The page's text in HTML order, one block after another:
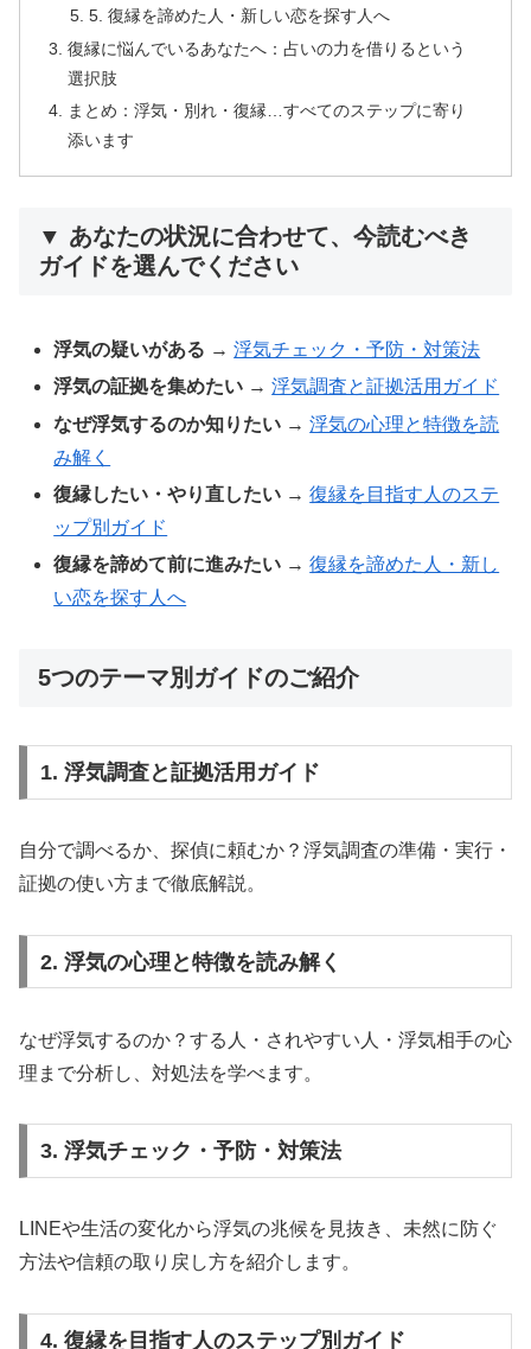
5. 復縁を諦めた人・新しい恋を探す人へ
復縁に悩んでいるあなたへ：占いの力を借りるという
選択肢
まとめ：浮気・別れ・復縁…すべてのステップに寄り
添います
▼ あなたの状況に合わせて、今読むべき
ガイドを選んでください
浮気の疑いがある →浮気チェック・予防・対策法
浮気の証拠を集めたい →浮気調査と証拠活用ガイド
なぜ浮気するのか知りたい →浮気の心理と特徴を読
み解く
復縁したい・やり直したい →復縁を目指す人のステ
ップ別ガイド
復縁を諦めて前に進みたい →復縁を諦めた人・新し
い恋を探す人へ
5つのテーマ別ガイドのご紹介
1. 浮気調査と証拠活用ガイド
自分で調べるか、探偵に頼むか？浮気調査の準備・実行・
証拠の使い方まで徹底解説。
2. 浮気の心理と特徴を読み解く
なぜ浮気するのか？する人・されやすい人・浮気相手の心
理まで分析し、対処法を学べます。
3. 浮気チェック・予防・対策法
LINEや生活の変化から浮気の兆候を見抜き、未然に防ぐ
方法や信頼の取り戻し方を紹介します。
4. 復縁を目指す人のステップ別ガイド